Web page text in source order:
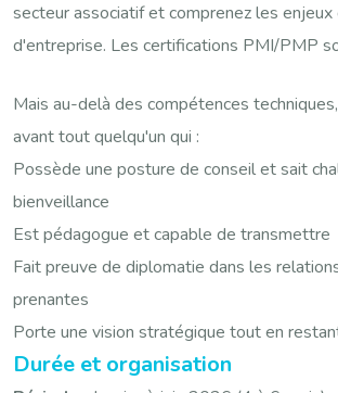
secteur associatif et comprenez les enjeux
d'entreprise. Les certifications PMI/PMP
Mais au-delà des compétences
avant tout quelqu'un qui :
Possède une posture de conseil et sait
bienveillance
Est pédagogue et capable de transmettre
Fait preuve de diplomatie dans les
prenantes
Porte une vision stratégique tout en
Durée et organisation